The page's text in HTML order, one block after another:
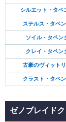
シルエット・タペ
ステルス・タペ
ソイル・タペン
クレイ・タペン
古豪のヴィット
クラスト・タペ
ゼノブレイド